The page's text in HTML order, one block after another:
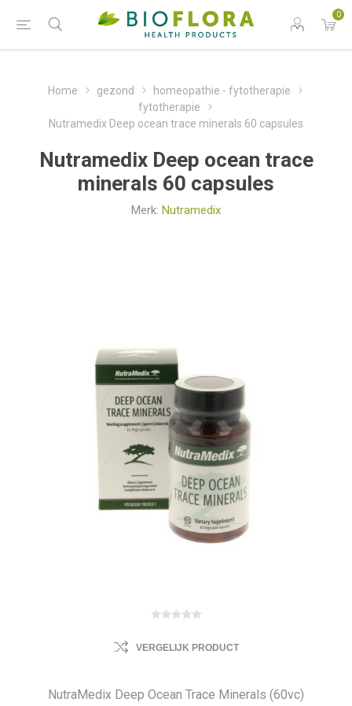
0
Home gezond
homeopathie - fytotherapie
fytotherapie
Nutramedix Deep ocean trace minerals 60 capsules
Nutramedix Deep ocean trace
minerals 60 capsules
Merk: Nutramedix
VERGELIJK PRODUCT
NutraMedix Deep Ocean Trace Minerals (60vc)